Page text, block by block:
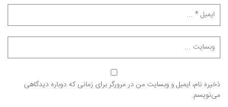
ذخیره نام، ایمیل و وبسایت من در مرورگر برای زمانی که دوباره دیدگاهی
می‌نویسم.